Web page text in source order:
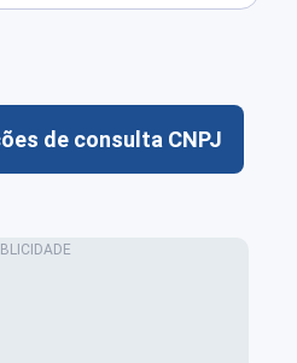
de consulta CNPJ